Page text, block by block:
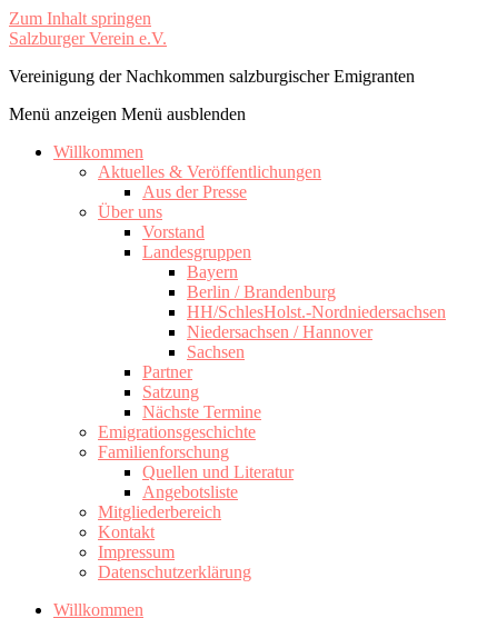
Zum Inhalt springen
Salzburger Verein e.V.
Vereinigung der Nachkommen salzburgischer Emigranten
Menü anzeigen Menü ausblenden
Willkommen
Aktuelles & Veröffentlichungen
Aus der Presse
Über uns
Vorstand
Landesgruppen
Bayern
Berlin / Brandenburg
HH/SchlesHolst.-Nordniedersachsen
Niedersachsen / Hannover
Sachsen
Partner
Satzung
Nächste Termine
Emigrationsgeschichte
Familienforschung
Quellen und Literatur
Angebotsliste
Mitgliederbereich
Kontakt
Impressum
Datenschutzerklärung
Willkommen